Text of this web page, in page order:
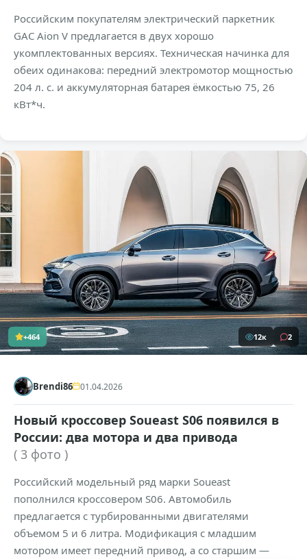
Российским покупателям электрический паркетник
GAC Aion V предлагается в двух хорошо
укомплектованных версиях. Техническая начинка для
обеих одинакова: передний электромотор мощностью
204 л. с. и аккумуляторная батарея ёмкостью 75, 26
кВт*ч.
+464 12к 2
Brendi86 01.04.2026
Новый кроссовер Soueast S06 появился в
России: два мотора и два привода
( 3 фото )
Российский модельный ряд марки Soueast
пополнился кроссовером S06. Автомобиль
предлагается с турбированными двигателями
объемом 5 и 6 литра. Модификация с младшим
мотором имеет передний привод, а со старшим —